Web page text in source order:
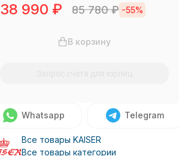
38 990 ₽ 85 780₽ -55%
В корзину
Whatsapp Telegram
Все товары KAISER
Все товары категории